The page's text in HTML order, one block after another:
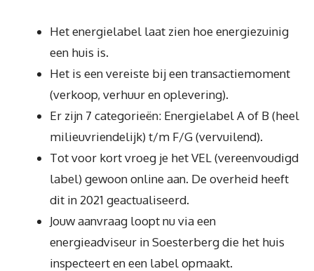
Het energielabel laat zien hoe energiezuinig
een huis is.
Het is een vereiste bij een transactiemoment
(verkoop, verhuur en oplevering).
Er zijn 7 categorieën: Energielabel A of B (heel
milieuvriendelijk) t/m F/G (vervuilend).
Tot voor kort vroeg je het VEL (vereenvoudigd
label) gewoon online aan. De overheid heeft
dit in 2021 geactualiseerd.
Jouw aanvraag loopt nu via een
energieadviseur in Soesterberg die het huis
inspecteert en een label opmaakt.